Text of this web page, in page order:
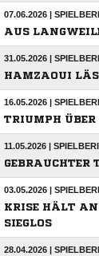
07.06.2026 |
AUS
31.05.2026 |
HAMZAOUI
16.05.2026 |
TRIUMPH ÜBER
11.05.2026 |
GEBRAUCHTER
03.05.2026 |
KRISE HÄLT
SIEGLOS
28.04.2026 |